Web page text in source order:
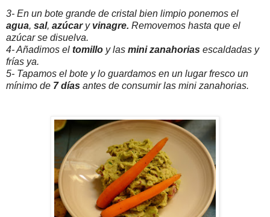
3- En un bote grande de cristal bien limpio ponemos el
agua, sal, azúcary vinagre. Removemos hasta que el
azúcar se disuelva.
4- Añadimos el tomillo y las mini zanahorias escaldadas y
frías ya.
5- Tapamos el bote y lo guardamos en un lugar fresco un
mínimo de 7 días antes de consumir las mini zanahorias.